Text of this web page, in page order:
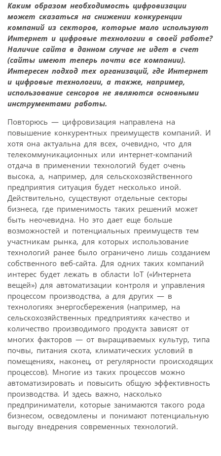
Каким образом необходимость цифровизации
может сказаться на снижении конкуренции
компаний из секторов, которые мало используют
Интернет и цифровые технологии в своей работе?
Наличие сайта в данном случае не идет в счет
(сайты имеют теперь почти все компании).
Интересен подход тех организаций, где Интернет
и цифровые технологии, а также, например,
использование сенсоров не являются основными
инструментами работы.
Повторюсь — цифровизация направлена на
повышение конкурентных преимуществ компаний. И
хотя она актуальна для всех, очевидно, что для
телекоммуникационных или интернет-компаний
отдача в применении технологий будет очень
высока, а, например, для сельскохозяйственного
предприятия ситуация будет несколько иной.
Действительно, существуют отдельные секторы
бизнеса, где применимость таких решений может
быть неочевидна. Но это дает еще больше
возможностей и потенциальных преимуществ тем
участникам рынка, для которых использование
технологий ранее было ограничено лишь созданием
собственного веб-сайта. Для одних таких компаний
интерес будет лежать в области IoT («Интернета
вещей») для автоматизации контроля и управления
процессом производства, а для других — в
технологиях энергосбережения (например, на
сельскохозяйственных предприятиях качество и
количество производимого продукта зависят от
многих факторов — от выращиваемых культур, типа
почвы, питания скота, климатических условий в
помещениях, наконец, от регулярности происходящих
процессов). Многие из таких процессов можно
автоматизировать и повысить общую эффективность
производства. И здесь важно, насколько
предприниматели, которые занимаются такого рода
бизнесом, осведомлены и понимают потенциальную
выгоду внедрения современных технологий.